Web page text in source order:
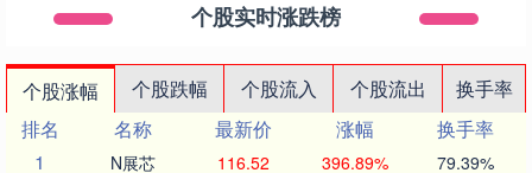
个股实时涨跌榜
个股涨幅 个股跌幅 个股流入 个股流出
换手率
排名
名称 最新价 涨幅
换手率
1
N展芯 116.52 396.89% 79.39%